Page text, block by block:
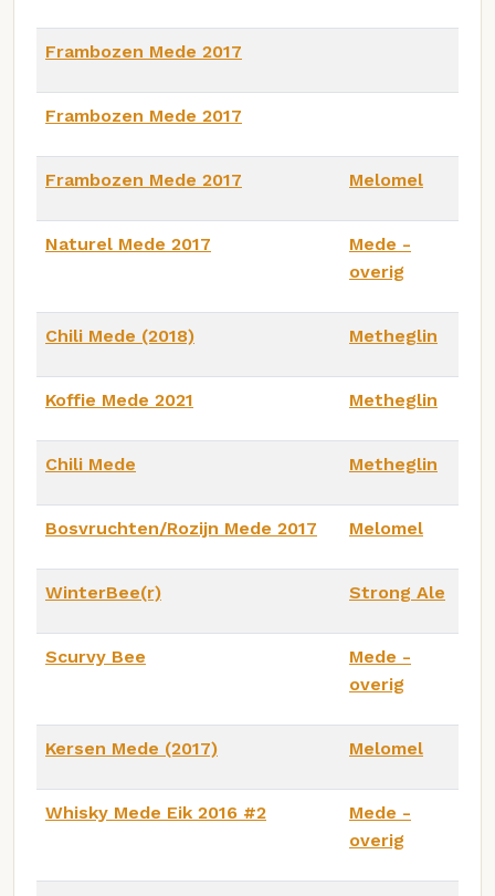
Frambozen Mede 2017
Frambozen Mede 2017
Frambozen Mede 2017 Melomel
Naturel Mede 2017
Mede -
overig
Chili Mede (2018) Metheglin
Koffie Mede 2021 Metheglin
Chili Mede Metheglin
Bosvruchten/Rozijn Mede 2017 Melomel
WinterBee(r) Strong Ale
Scurvy Bee
Mede -
overig
Kersen Mede (2017) Melomel
Whisky Mede Eik 2016 #2
Mede -
overig